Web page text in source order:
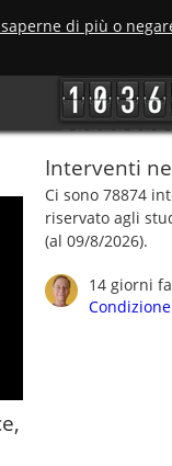
saperne di più o
Interventi
Ci sono 78874
riservato agli
(al 09/8/2026).
14 giorni fa